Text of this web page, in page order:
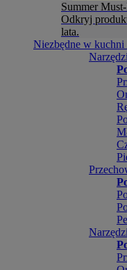
Summer
Odkryj
lata.
Niezbędne w kuchni